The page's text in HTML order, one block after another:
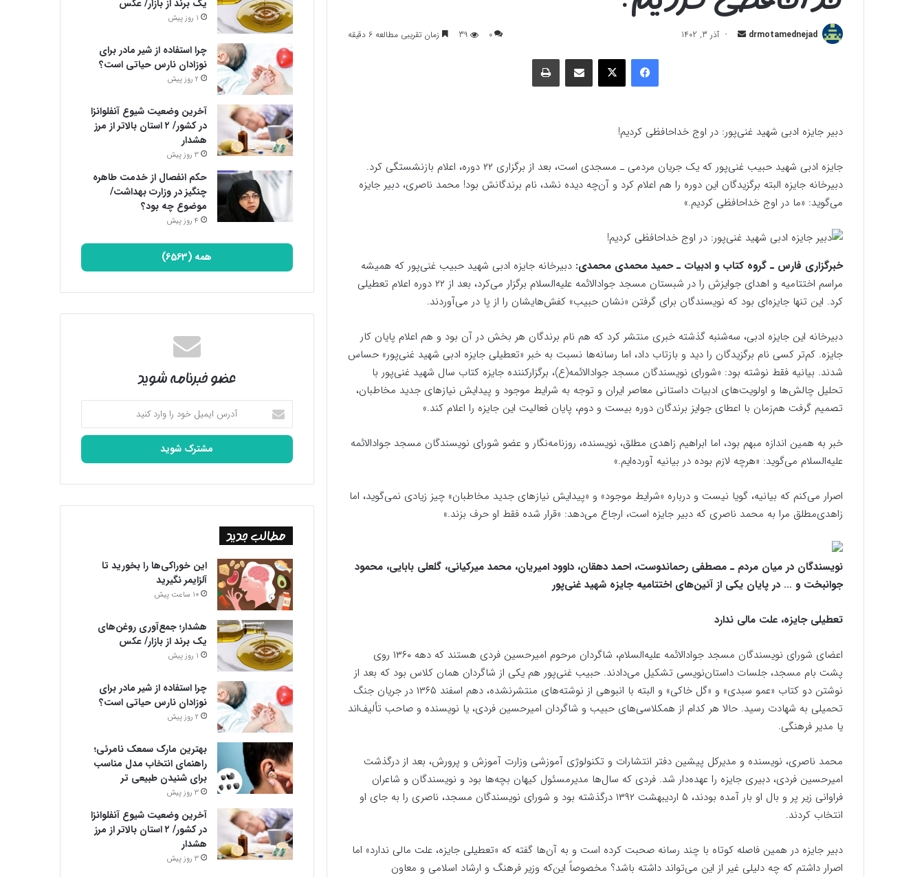
drmotamednejad
ارسال آذر 3, 1402 0
39 زمان تقریبی مطالعه 6 دقیقه
فیسبوک ایکس اشتراک گذاری با ایمیل چاپ
دبیر جایزه ادبی شهید غنی‌پور: در اوج خداحافظی کردیم!
جایزه ادبی شهید حبیب غنی‌پور که یک جریان مردمی ـ مسجدی است، بعد از برگزاری ۲۲ دوره، اعلام بازنشستگی کرد.
دبیرخانه جایزه البته برگزیدگان این دوره را هم اعلام کرد و آن‌چه دیده نشد، نام برندگانش بود! محمد ناصری، دبیر جایزه
می‌گوید: «ما در اوج خداحافظی کردیم.»
خبرگزاری فارس ـ گروه کتاب و ادبیات ـ حمید محمدی محمدی: دبیرخانه جایزه ادبی شهید حبیب غنی‌پور که همیشه
مراسم اختتامیه و اهدای جوایزش را در شبستان مسجد جوادالائمه علیه‌السلام برگزار می‌کرد، بعد از ۲۲ دوره اعلام تعطیلی
کرد. این تنها جایزه‌ای بود که نویسندگان برای گرفتن «نشان حبیب» کفش‌هایشان را از پا در می‌آوردند.
دبیرخانه این جایزه ادبی، سه‌شنبه گذشته خبری منتشر کرد که هم نام برندگان هر بخش در آن بود و هم اعلام پایان کار
جایزه. کم‌تر کسی نام برگزیدگان را دید و بازتاب داد، اما رسانه‌ها نسبت به خبر «تعطیلی جایزه ادبی شهید غنی‌پور» حساس
شدند. بیانیه فقط نوشته بود: «شورای نویسندگان مسجد جواد‌الائمه(ع)، برگزارکننده جایزه کتاب سال شهید غنی‌پور با
تحلیل چالش‌ها و اولویت‌های ادبیات داستانی معاصر ایران و توجه به شرایط موجود و پیدایش نیازهای جدید مخاطبان،
تصمیم گرفت هم‌زمان با اعطای جوایز برندگان دوره بیست‌ و‌ دوم، پایان فعالیت این جایزه را اعلام کند.»
خبر به همین اندازه مبهم بود، اما ابراهیم زاهدی مطلق، نویسنده، روزنامه‌نگار و عضو شورای نویسندگان مسجد جوادالائمه
علیه‌السلام می‌گوید: «هرچه لازم بوده در بیانیه آورده‌ایم.»
اصرار می‌کنم که بیانیه، گویا نیست و درباره «شرایط موجود» و «پیدایش نیازهای جدید مخاطبان» چیز زیادی نمی‌گوید، اما
زاهدی‌مطلق مرا به محمد ناصری که دبیر جایزه است، ارجاع می‌دهد: «قرار شده فقط او حرف بزند.»
نویسندگان در میان مردم ـ مصطفی رحماندوست، احمد دهقان، داوود امیریان، محمد میرکیانی، گلعلی بابایی، محمود
جوانبخت و … در پایان یکی از آئین‌های اختتامیه جایزه شهید غنی‌پور
تعطیلی جایزه، علت مالی ندارد
اعضای شورای نویسندگان مسجد جوادالائمه علیه‌السلام، شاگردان مرحوم امیرحسین فردی هستند که دهه ۱۳۶۰ روی
پشت بام مسجد، جلسات داستان‌نویسی تشکیل می‌دادند. حبیب غنی‌پور هم یکی از شاگردان همان کلاس بود که بعد از
نوشتن دو کتاب «عمو سبدی» و «گل خاکی» و البته با انبوهی از نوشته‌های منتشرنشده، دهم اسفند ۱۳۶۵ در جریان جنگ
تحمیلی به شهادت رسید. حالا هر کدام از همکلاسی‌های حبیب و شاگردان امیرحسین فردی، یا نویسنده و صاحب تألیف‌اند
یا مدیر فرهنگی.
محمد ناصری، نویسنده و مدیرکل پیشین دفتر انتشارات و تکنولوژی آموزشی وزارت آموزش و پرورش، بعد از درگذشت
امیرحسین فردی، دبیری جایزه را عهده‌دار شد. فردی که سال‌ها مدیرمسئول کیهان بچه‌ها بود و نویسندگان و شاعران
فراوانی زیر پر و بال او بار آمده بودند، ۵ اردیبهشت ۱۳۹۲ درگذشته بود و شورای نویسندگان مسجد، ناصری را به جای او
انتخاب کردند.
دبیر جایزه در همین فاصله کوتاه با چند رسانه صحبت کرده است و به آن‌ها گفته که «تعطیلی جایزه، علت مالی ندارد» اما
اصرار داشتم که چه دلیلی غیر از این می‌تواند داشته باشد؟ مخصوصاً این‌که وزیر فرهنگ و ارشاد اسلامی و معاون
یک برند از بازار/ عکس
1 روز پیش
چرا استفاده از شیر مادر برای
نوزادان نارس حیاتی است؟
2 روز پیش
آخرین وضعیت شیوع آنفلوانزا
در کشور/ ۲ استان بالاتر از مرز
هشدار
3 روز پیش
حکم انفصال از خدمت طاهره
چنگیز در وزارت بهداشت/
موضوع چه بود؟
4 روز پیش
همه (6563)
عضو خبرنامه شوید
آدرس
ایمیل
خود
وارد
مطالب جدید
این خوراکی‌ها را بخورید تا
آلزایمر نگیرید
10 ساعت پیش
هشدار؛ جمع‌آوری روغن‌های
یک برند از بازار/ عکس
1 روز پیش
چرا استفاده از شیر مادر برای
نوزادان نارس حیاتی است؟
2 روز پیش
بهترین مارک سمعک نامرئی؛
راهنمای انتخاب مدل مناسب
برای شنیدن طبیعی تر
3 روز پیش
آخرین وضعیت شیوع آنفلوانزا
در کشور/ ۲ استان بالاتر از مرز
هشدار
3 روز پیش